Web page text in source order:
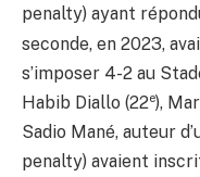
penalty) ayant
seconde, en 2023,
s’imposer 4-2 au
Habib Diallo (22e),
Sadio Mané, auteur
penalty) avaient